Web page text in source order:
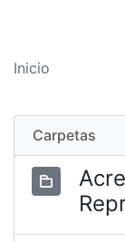
Inicio
Carpetas